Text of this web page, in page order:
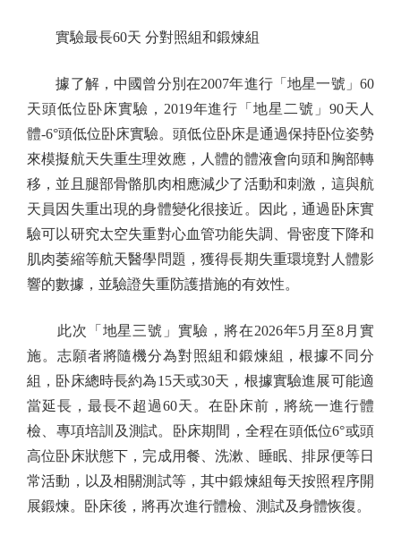
實驗最長60天 分對照組和鍛煉組
據了解，中國曾分別在2007年進行「地星一號」60
天頭低位卧床實驗，2019年進行「地星二號」90天人
體-6°頭低位卧床實驗。頭低位卧床是通過保持卧位姿勢
來模擬航天失重生理效應，人體的體液會向頭和胸部轉
移，並且腿部骨骼肌肉相應減少了活動和刺激，這與航
天員因失重出現的身體變化很接近。因此，通過卧床實
驗可以研究太空失重對心血管功能失調、骨密度下降和
肌肉萎縮等航天醫學問題，獲得長期失重環境對人體影
響的數據，並驗證失重防護措施的有效性。
此次「地星三號」實驗，將在2026年5月至8月實
施。志願者將隨機分為對照組和鍛煉組，根據不同分
組，卧床總時長約為15天或30天，根據實驗進展可能適
當延長，最長不超過60天。在卧床前，將統一進行體
檢、專項培訓及測試。卧床期間，全程在頭低位6°或頭
高位卧床狀態下，完成用餐、洗漱、睡眠、排尿便等日
常活動，以及相關測試等，其中鍛煉組每天按照程序開
展鍛煉。卧床後，將再次進行體檢、測試及身體恢復。